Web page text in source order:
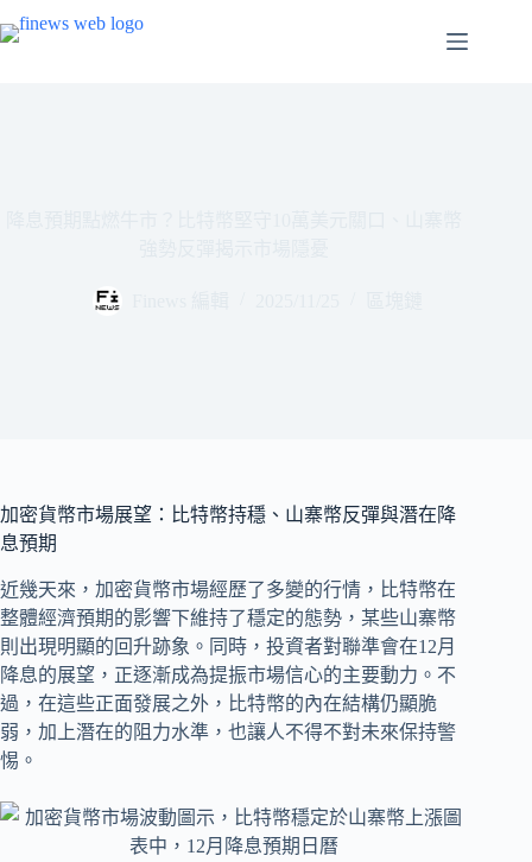
至
加密貨幣市場展望：比特幣持穩、山寨幣反彈與潛在降
息預期
近幾天來，加密貨幣市場經歷了多變的行情，比特幣在
整體經濟預期的影響下維持了穩定的態勢，某些山寨幣
則出現明顯的回升跡象。同時，投資者對聯準會在12月
降息的展望，正逐漸成為提振市場信心的主要動力。不
過，在這些正面發展之外，比特幣的內在結構仍顯脆
弱，加上潛在的阻力水準，也讓人不得不對未來保持警
惕。